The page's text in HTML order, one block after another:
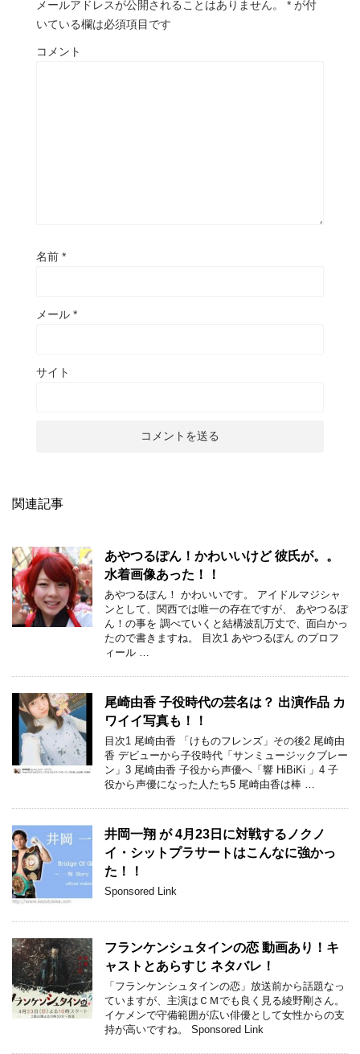
メールアドレスが公開されることはありません。 * が付
いている欄は必須項目です
コメント
名前 *
メール *
サイト
関連記事
あやつるぽん！かわいいけど 彼氏が。。
水着画像あった！！
あやつるぽん！ かわいいです。 アイドルマジシャ
ンとして、関西では唯一の存在ですが、 あやつるぽ
ん！の事を 調べていくと結構波乱万丈で、面白かっ
たので書きますね。 目次1 あやつるぽん のプロフ
ィール …
尾崎由香 子役時代の芸名は？ 出演作品 カ
ワイイ写真も！！
目次1 尾崎由香 「けものフレンズ」その後2 尾崎由
香 デビューから子役時代「サンミュージックブレー
ン」3 尾崎由香 子役から声優へ「響 HiBiKi 」4 子
役から声優になった人たち5 尾崎由香は棒 …
井岡一翔 が 4月23日に対戦するノクノ
イ・シットプラサートはこんなに強かっ
た！！
Sponsored Link
フランケンシュタインの恋 動画あり！キ
ャストとあらすじ ネタバレ！
「フランケンシュタインの恋」放送前から話題なっ
ていますが、主演はＣＭでも良く見る綾野剛さん。
イケメンで守備範囲が広い俳優として女性からの支
持が高いですね。 Sponsored Link